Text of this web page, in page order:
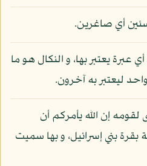
أي صاغرين.
عبرة يعتبر بها، و النكال هو ما
ليعتبر به آخرون.
إن الله يأمركم أن
بني إسرائيل، و بها سميت